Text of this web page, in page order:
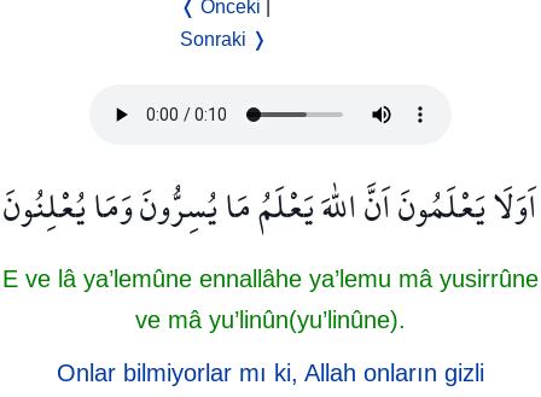
❬ Önceki
Sonraki ❭
اَوَلَا يَعْلَمُونَ اَنَّ اللّٰهَ يَعْلَمُ مَا يُسِرُّونَ وَمَا يُعْلِنُونَ
E ve lâ ya’lemûne ennallâhe ya’lemu mâ yusirrûne
ve mâ yu’linûn(yu’linûne).
Onlar bilmiyorlar mı ki, Allah onların gizli